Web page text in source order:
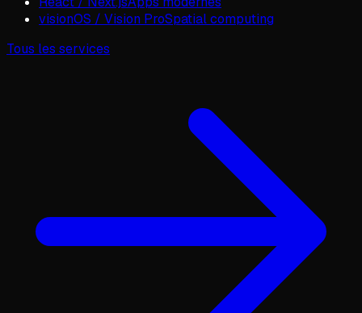
visionOS / Vision ProSpatial computing
Tous les services